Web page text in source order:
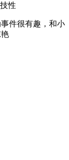
性
件很有趣，和小